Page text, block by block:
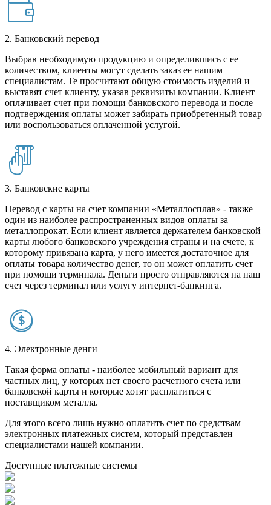
2. Банковский перевод
Выбрав необходимую продукцию и определившись с ее
количеством, клиенты могут сделать заказ ее нашим
специалистам. Те просчитают общую стоимость изделий и
выставят счет клиенту, указав реквизиты компании. Клиент
оплачивает счет при помощи банковского перевода и после
подтверждения оплаты может забирать приобретенный товар
или воспользоваться оплаченной услугой.
3. Банковские карты
Перевод с карты на счет компании «Металлосплав» - также
один из наиболее распространенных видов оплаты за
металлопрокат. Если клиент является держателем банковской
карты любого банковского учреждения страны и на счете, к
которому привязана карта, у него имеется достаточное для
оплаты товара количество денег, то он может оплатить счет
при помощи терминала. Деньги просто отправляются на наш
счет через терминал или услугу интернет-банкинга.
4. Электронные денги
Такая форма оплаты - наиболее мобильный вариант для
частных лиц, у которых нет своего расчетного счета или
банковской карты и которые хотят расплатиться с
поставщиком металла.
Для этого всего лишь нужно оплатить счет по средствам
электронных платежных систем, который представлен
специалистами нашей компании.
Доступные платежные системы